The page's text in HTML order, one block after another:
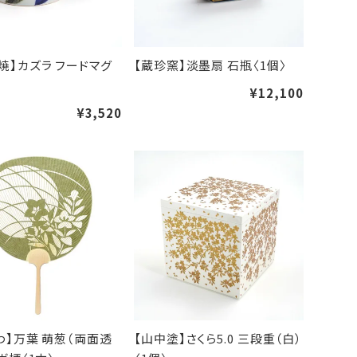
】カズラ フードマグ
¥3,520
【蔵珍窯】淡墨扇 石瓶〈1個〉
¥12,100
】万葉 萌葱（両面透
【山中塗】さくら5.0 三段重（白）